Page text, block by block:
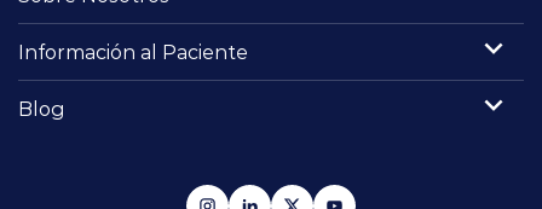
Información al Paciente
Blog